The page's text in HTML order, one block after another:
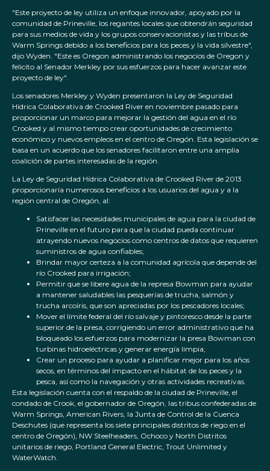
"Este proyecto de ley utiliza un enfoque innovador, apoyado por la
comunidad de Prineville, los regantes locales que obtendrán seguridad
para sus medios de vida y los grupos conservacionistas y las tribus de
Warm Springs debido a los beneficios para los peces y la vida silvestre",
dijo Wyden. "Este es Oregon administrando los negocios de Oregon y
felicito al Senador Merkley por sus esfuerzos para hacer avanzar este
proyecto de ley".
Los senadores Merkley y Wyden presentaron la Ley de Seguridad
Hídrica Colaborativa de Crooked River en noviembre pasado para
proporcionar un marco para mejorar la gestión del agua en el río
Crooked y al mismo tiempo crear oportunidades de crecimiento
económico y nuevos empleos en el centro de Oregón. Esta legislación se
basa en un acuerdo que los senadores facilitaron entre una amplia
coalición de partes interesadas de la región.
La Ley de Seguridad Hídrica Colaborativa de Crooked River de 2013
proporcionaría numerosos beneficios a los usuarios del agua y a la
región central de Oregón, al:
Satisfacer las necesidades municipales de agua para la ciudad de
Prineville en el futuro para que la ciudad pueda continuar
atrayendo nuevos negocios como centros de datos que requieren
suministros de agua confiables;
Brindar mayor certeza a la comunidad agrícola que depende del
río Crooked para irrigación;
Permitir que se libere agua de la represa Bowman para ayudar
a mantener saludables las pesquerías de trucha, salmón y
trucha arcoíris, que son apreciadas por los pescadores locales;
Mover el límite federal del río salvaje y pintoresco desde la parte
superior de la presa, corrigiendo un error administrativo que ha
bloqueado los esfuerzos para modernizar la presa Bowman con
turbinas hidroeléctricas y generar energía limpia;
Crear un proceso para ayudar a planificar mejor para los años
secos, en términos del impacto en el hábitat de los peces y la
pesca, así como la navegación y otras actividades recreativas.
Esta legislación cuenta con el respaldo de la ciudad de Prineville, el
condado de Crook, el gobernador de Oregón, las tribus confederadas de
Warm Springs, American Rivers, la Junta de Control de la Cuenca
Deschutes (que representa los siete principales distritos de riego en el
centro de Oregón), NW Steelheaders, Ochoco y North Distritos
unitarios de riego, Portland General Electric, Trout Unlimited y
WaterWatch.